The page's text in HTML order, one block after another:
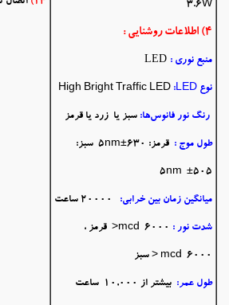
3.6W
4) اطلاعات روشنایی :
منبع نوری : LED
نوع High Bright Traffic LED:LED
رنگ نور فانوس‌ها: سبز یا زرد یا قرمز
طول موج : قرمز: 630±5nm سبز:
505± 5nm
میانگین زمان بین خرابی:
شدت نور : mcd 6000< قرمز ،
mcd 6000 < سبز
طول عمر: بیشتر از 10,000 ساعت